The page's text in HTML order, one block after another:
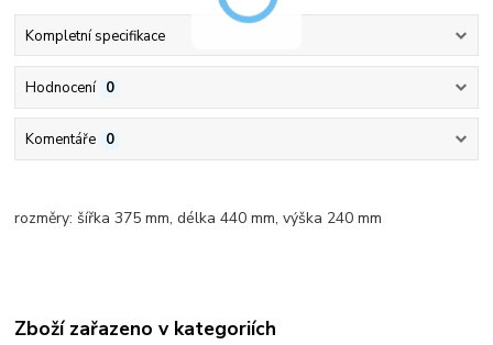
Kompletní specifikace
Hodnocení 0
Komentáře 0
rozměry: šířka 375 mm, délka 440 mm, výška 240 mm
Zboží zařazeno v kategoriích